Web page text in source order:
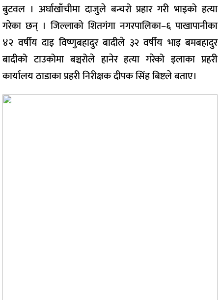
बुटवल । अर्घाखाँचीमा दाजुले बन्चरो प्रहार गरी भाइको हत्या
गरेका छन् । जिल्लाको शितगंगा नगरपालिका–६ पाखापानीका
४२ वर्षीय दाइ विष्णुबहादुर बादीले ३२ वर्षीय भाइ बमबहादुर
बादीको टाउकोमा बञ्चरोले हानेर हत्या गरेको इलाका प्रहरी
कार्यालय ठाडाका प्रहरी निरीक्षक दीपक सिंह बिष्टले बताए।